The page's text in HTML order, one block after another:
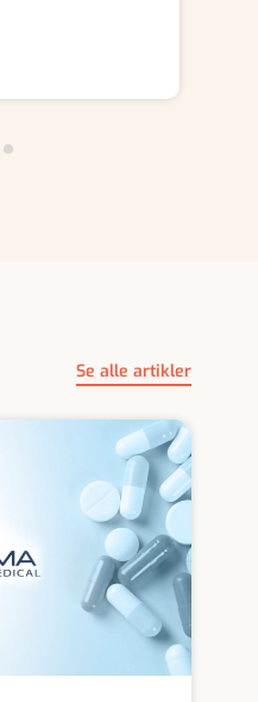
Se alle artikler